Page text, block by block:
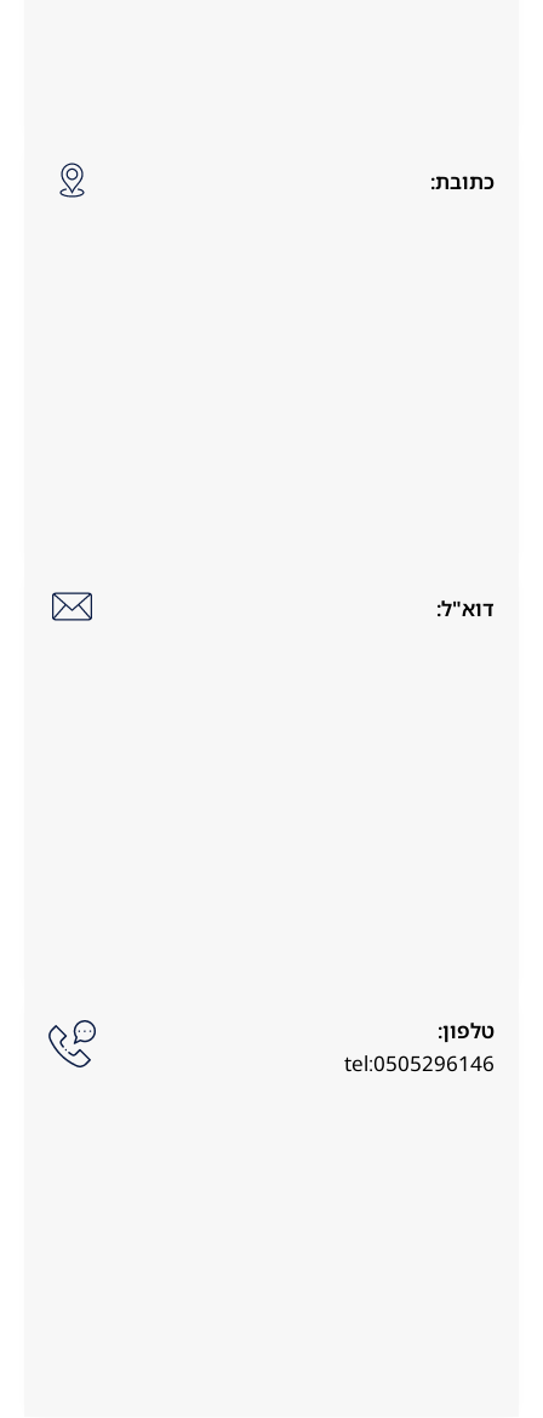
כתובת:
דוא"ל:
טלפון:
tel:0505296146